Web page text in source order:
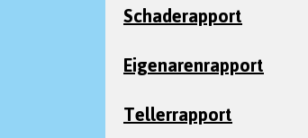
Schaderapport
Eigenarenrapport
Tellerrapport